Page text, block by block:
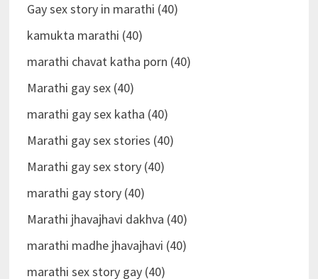
Gay sex story in marathi (40)
kamukta marathi (40)
marathi chavat katha porn (40)
Marathi gay sex (40)
marathi gay sex katha (40)
Marathi gay sex stories (40)
Marathi gay sex story (40)
marathi gay story (40)
Marathi jhavajhavi dakhva (40)
marathi madhe jhavajhavi (40)
marathi sex story gay (40)